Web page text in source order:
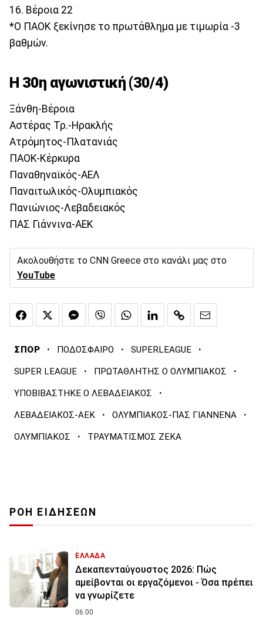
16. Βέροια 22
*Ο ΠΑΟΚ ξεκίνησε το πρωτάθλημα με τιμωρία -3
βαθμών.
Η 30η αγωνιστική (30/4)
Ξάνθη-Βέροια
Αστέρας Τρ.-Ηρακλής
Ατρόμητος-Πλατανιάς
ΠΑΟΚ-Κέρκυρα
Παναθηναϊκός-ΑΕΛ
Παναιτωλικός-Ολυμπιακός
Πανιώνιος-Λεβαδειακός
ΠΑΣ Γιάννινα-ΑΕΚ
Ακολουθήστε το CNN Greece στο κανάλι μας στο
YouTube
ΣΠΟΡ · ΠΟΔΟΣΦΑΙΡΟ · SUPERLEAGUE ·
SUPER LEAGUE · ΠΡΩΤΑΘΛΗΤΗΣ Ο ΟΛΥΜΠΙΑΚΟΣ ·
ΥΠΟΒΙΒΑΣΤΗΚΕ Ο ΛΕΒΑΔΕΙΑΚΟΣ ·
ΛΕΒΑΔΕΙΑΚΟΣ-ΑΕΚ · ΟΛΥΜΠΙΑΚΟΣ-ΠΑΣ ΓΙΑΝΝΕΝΑ ·
ΟΛΥΜΠΙΑΚΟΣ · ΤΡΑΥΜΑΤΙΣΜΟΣ ΖΕΚΑ
ΡΟΗ ΕΙΔΗΣΕΩΝ
ΕΛΛΑΔΑ
Δεκαπενταύγουστος 2026: Πώς
αμείβονται οι εργαζόμενοι - Όσα πρέπει
να γνωρίζετε
06:00